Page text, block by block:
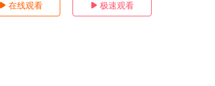
 在线观看  极速观看